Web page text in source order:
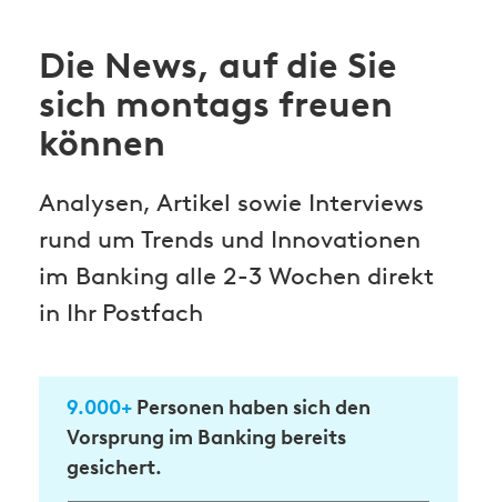
Die News, auf die Sie
sich montags freuen
können
Analysen, Artikel sowie Interviews
rund um Trends und Innovationen
im Banking alle 2-3 Wochen direkt
in Ihr Postfach
9.000+ Personen haben sich den
Vorsprung im Banking bereits
gesichert.